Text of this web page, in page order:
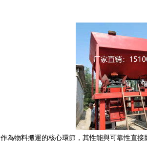
為物料搬運的核心環節，其性能與可靠性直